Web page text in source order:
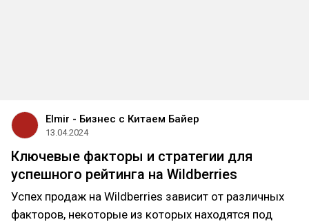
Elmir - Бизнес с Китаем Байер
13.04.2024
Ключевые факторы и стратегии для
успешного рейтинга на Wildberries
Успех продаж на Wildberries зависит от различных
факторов, некоторые из которых находятся под